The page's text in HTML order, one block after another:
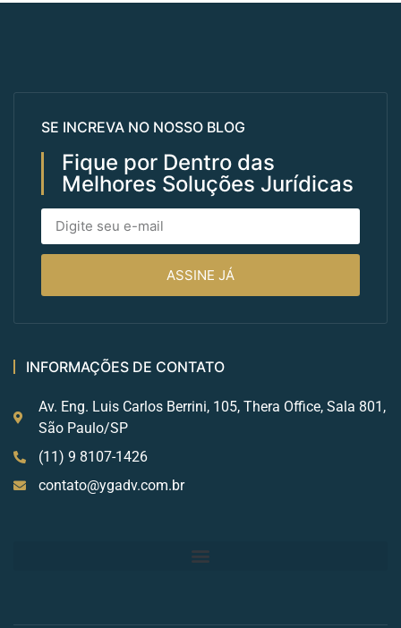
SE INCREVA NO NOSSO BLOG
Fique por Dentro das
Melhores Soluções Jurídicas
ASSINE JÁ
INFORMAÇÕES DE CONTATO
Av. Eng. Luis Carlos Berrini, 105, Thera Office, Sala 801,
São Paulo/SP
(11) 9 8107-1426
contato@ygadv.com.br